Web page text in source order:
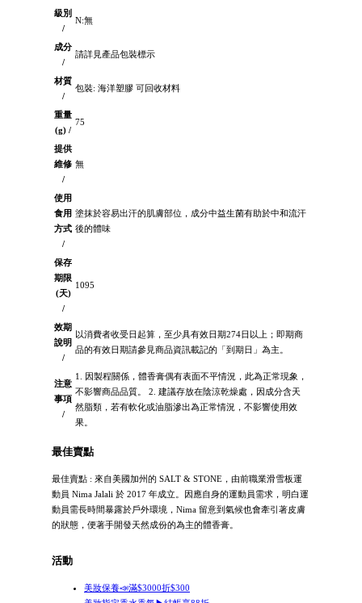
級別
/
N:無
成分
/
請詳見產品包裝標示
材質
/
包裝: 海洋塑膠 可回收材料
重量
(g) /
75
提供
維修
/
無
使用
食用
方式
/
塗抹於容易出汗的肌膚部位，成分中益生菌有助於中和流汗
後的體味
保存
期限
(天)
/
1095
效期
說明
/
以消費者收受日起算，至少具有效日期274日以上；即期商
品的有效日期請參見商品資訊載記的「到期日」為主。
注意
事項
/
1. 因製程關係，體香膏偶有表面不平情況，此為正常現象，
不影響商品品質。 2. 建議存放在陰涼乾燥處，因成分含天
然脂類，若有軟化或油脂滲出為正常情況，不影響使用效
果。
最佳賣點
最佳賣點 : 來自美國加州的 SALT & STONE，由前職業滑雪板運
動員 Nima Jalali 於 2017 年成立。因應自身的運動員需求，明白運
動員需長時間暴露於戶外環境，Nima 留意到氣候也會牽引著皮膚
的狀態，便著手開發天然成份的為主的體香膏。
活動
美妝保養📣滿$3000折$300